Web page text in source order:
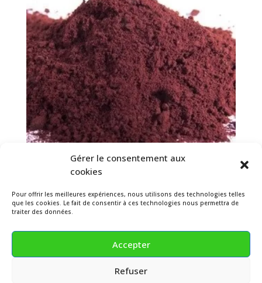
Gérer le consentement aux
cookies
Pour offrir les meilleures expériences, nous utilisons des technologies telles
que les cookies. Le fait de consentir à ces technologies nous permettra de
traiter des données.
Accepter
Refuser
Extrait de Garance
18.30 €